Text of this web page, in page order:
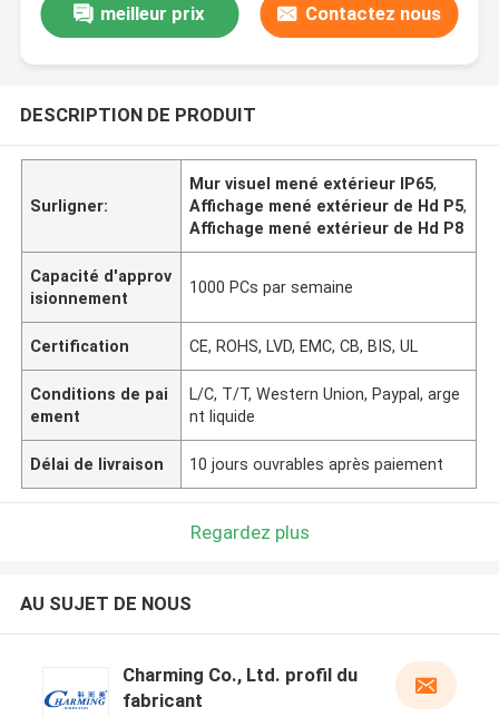
meilleur prix Contactez nous
DESCRIPTION DE PRODUIT
Surligner:
Mur visuel mené extérieur IP65,
Affichage mené extérieur de Hd P5,
Affichage mené extérieur de Hd P8
Capacité d'approv
isionnement
1000 PCs par semaine
Certification CE, ROHS, LVD, EMC, CB, BIS, UL
Conditions de pai
ement
L/C, T/T, Western Union, Paypal, arge
nt liquide
Délai de livraison 10 jours ouvrables après paiement
Regardez plus
AU SUJET DE NOUS
Charming Co., Ltd. profil du
fabricant